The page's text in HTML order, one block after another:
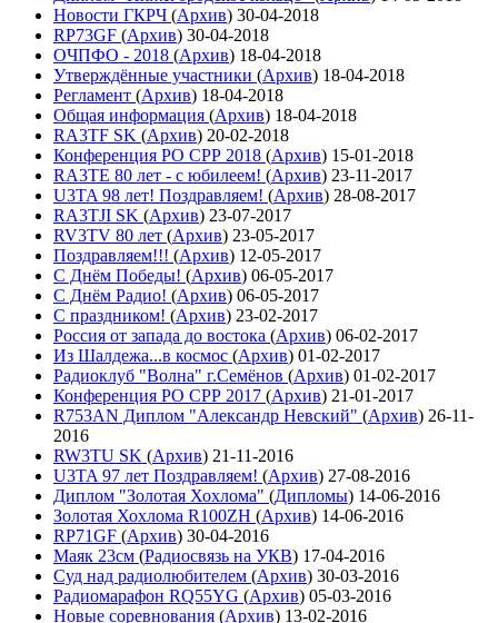
Новости ГКРЧ (Архив) 30-04-2018
RP73GF (Архив) 30-04-2018
ОЧПФО - 2018 (Архив) 18-04-2018
Утверждённые участники (Архив) 18-04-2018
Регламент (Архив) 18-04-2018
Общая информация (Архив) 18-04-2018
RA3TF SK (Архив) 20-02-2018
Конференция РО СРР 2018 (Архив) 15-01-2018
RA3TE 80 лет - с юбилеем! (Архив) 23-11-2017
U3TA 98 лет! Поздравляем! (Архив) 28-08-2017
RA3TJI SK (Архив) 23-07-2017
RV3TV 80 лет (Архив) 23-05-2017
Поздравляем!!! (Архив) 12-05-2017
С Днём Победы! (Архив) 06-05-2017
С Днём Радио! (Архив) 06-05-2017
С праздником! (Архив) 23-02-2017
Россия от запада до востока (Архив) 06-02-2017
Из Шалдежа...в космос (Архив) 01-02-2017
Радиоклуб "Волна" г.Семёнов (Архив) 01-02-2017
Конференция РО СРР 2017 (Архив) 21-01-2017
R753AN Диплом "Александр Невский" (Архив) 26-11-
2016
RW3TU SK (Архив) 21-11-2016
U3TA 97 лет Поздравляем! (Архив) 27-08-2016
Диплом "Золотая Хохлома" (Дипломы) 14-06-2016
Золотая Хохлома R100ZH (Архив) 14-06-2016
RP71GF (Архив) 30-04-2016
Маяк 23см (Радиосвязь на УКВ) 17-04-2016
Суд над радиолюбителем (Архив) 30-03-2016
Радиомарафон RQ55YG (Архив) 05-03-2016
Новые соревнования (Архив) 13-02-2016